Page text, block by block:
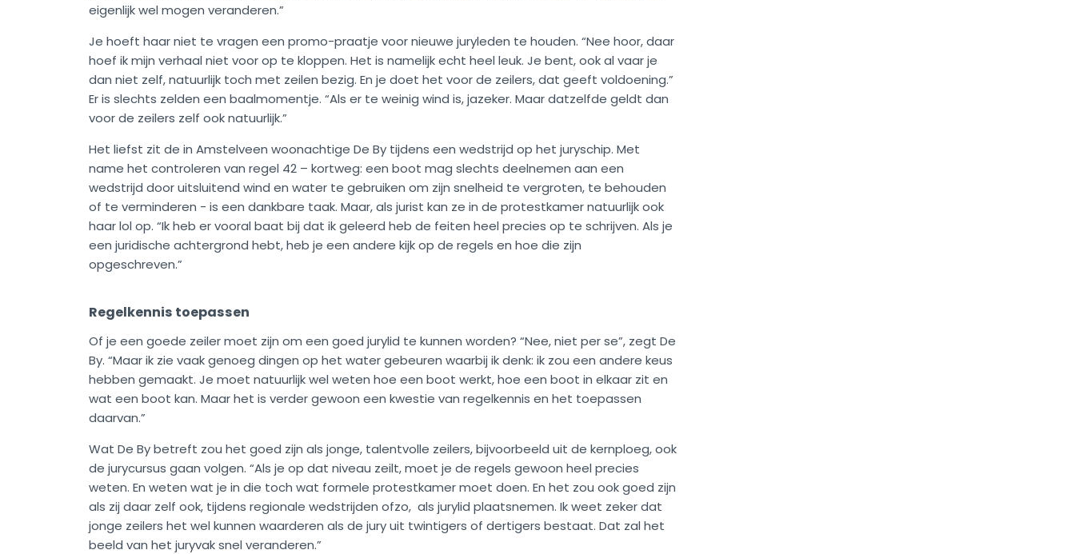
eigenlijk wel mogen veranderen.”
Je hoeft haar niet te vragen een promo-praatje voor nieuwe juryleden te houden. “Nee hoor, daar
hoef ik mijn verhaal niet voor op te kloppen. Het is namelijk echt heel leuk. Je bent, ook al vaar je
dan niet zelf, natuurlijk toch met zeilen bezig. En je doet het voor de zeilers, dat geeft voldoening.”
Er is slechts zelden een baalmomentje. “Als er te weinig wind is, jazeker. Maar datzelfde geldt dan
voor de zeilers zelf ook natuurlijk.”
Het liefst zit de in Amstelveen woonachtige De By tijdens een wedstrijd op het juryschip. Met
name het controleren van regel 42 – kortweg: een boot mag slechts deelnemen aan een
wedstrijd door uitsluitend wind en water te gebruiken om zijn snelheid te vergroten, te behouden
of te verminderen - is een dankbare taak. Maar, als jurist kan ze in de protestkamer natuurlijk ook
haar lol op. “Ik heb er vooral baat bij dat ik geleerd heb de feiten heel precies op te schrijven. Als je
een juridische achtergrond hebt, heb je een andere kijk op de regels en hoe die zijn
opgeschreven.”
Regelkennis toepassen
Of je een goede zeiler moet zijn om een goed jurylid te kunnen worden? “Nee, niet per se”, zegt De
By. “Maar ik zie vaak genoeg dingen op het water gebeuren waarbij ik denk: ik zou een andere keus
hebben gemaakt. Je moet natuurlijk wel weten hoe een boot werkt, hoe een boot in elkaar zit en
wat een boot kan. Maar het is verder gewoon een kwestie van regelkennis en het toepassen
daarvan.”
Wat De By betreft zou het goed zijn als jonge, talentvolle zeilers, bijvoorbeeld uit de kernploeg, ook
de jurycursus gaan volgen. “Als je op dat niveau zeilt, moet je de regels gewoon heel precies
weten. En weten wat je in die toch wat formele protestkamer moet doen. En het zou ook goed zijn
als zij daar zelf ook, tijdens regionale wedstrijden ofzo, als jurylid plaatsnemen. Ik weet zeker dat
jonge zeilers het wel kunnen waarderen als de jury uit twintigers of dertigers bestaat. Dat zal het
beeld van het juryvak snel veranderen.”